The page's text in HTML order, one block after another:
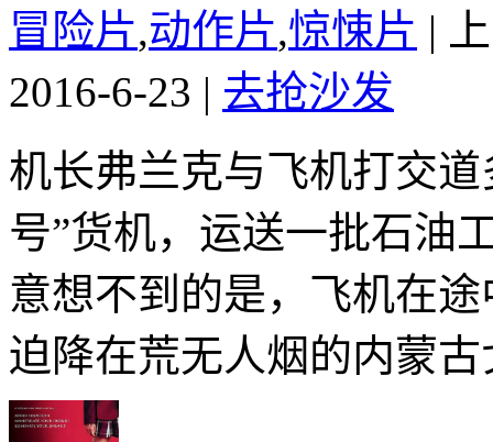
冒险片,动作片,惊悚片 |
2016-6-23 | 去抢沙发
机长弗兰克与飞机打交
号”货机，运送一批石油
意想不到的是，飞机在
迫降在荒无人烟的内蒙